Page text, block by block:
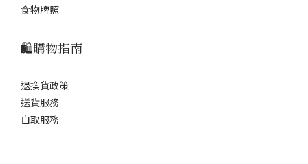
食物牌照
🛍️購物指南
退換貨政策
送貨服務
自取服務